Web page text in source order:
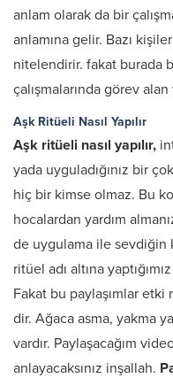
anlam olarak da bir
anlamına gelir. Bazı
nitelendirir. fakat burada
çalışmalarında görev alan
Aşk Ritüeli Nasıl Yapılır
Aşk ritüeli nasıl yapılır,
yada uyguladığınız bir
hiç bir kimse olmaz. Bu
hocalardan yardım
de uygulama ile sevdiğin
ritüel adı altına
Fakat bu paylaşımlar etki
dir. Ağaca asma, yakma
vardır. Paylaşacağım
anlayacaksınız inşallah.